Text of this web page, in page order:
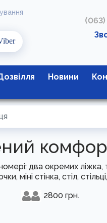
(063)
Новини
два окремих ліжка,
міні стінка, стіл,
2800 грн.